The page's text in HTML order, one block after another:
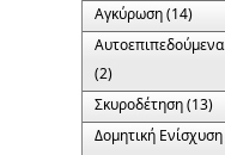
Αγκύρωση (14)
Αυτοεπιπεδούμενα
(2)
Σκυροδέτηση (13)
Δομητική Ενίσχυση